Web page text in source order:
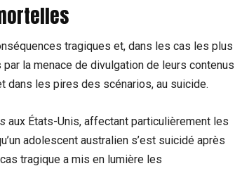
tragiques et, dans les cas les plus
la menace de divulgation de leurs contenus
dans les pires des scénarios, au suicide.
aux États-Unis, affectant particulièrement les
adolescent australien s’est suicidé après
tragique a mis en lumière les